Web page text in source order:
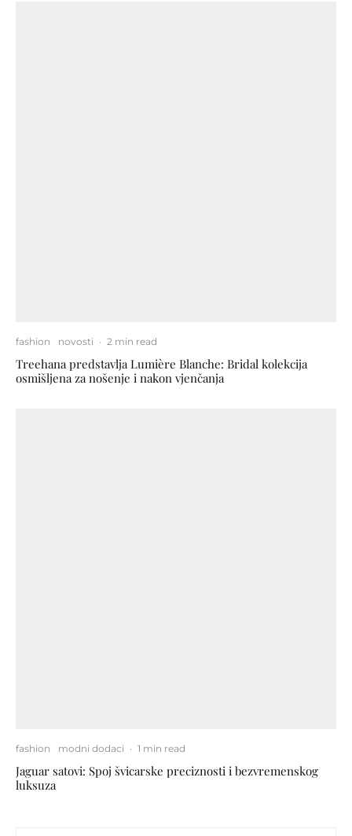
fashion novosti · 2 min read
Treehana predstavlja Lumière Blanche: Bridal kolekcija
osmišljena za nošenje i nakon vjenčanja
fashion modni dodaci · 1 min read
Jaguar satovi: Spoj švicarske preciznosti i bezvremenskog
luksuza